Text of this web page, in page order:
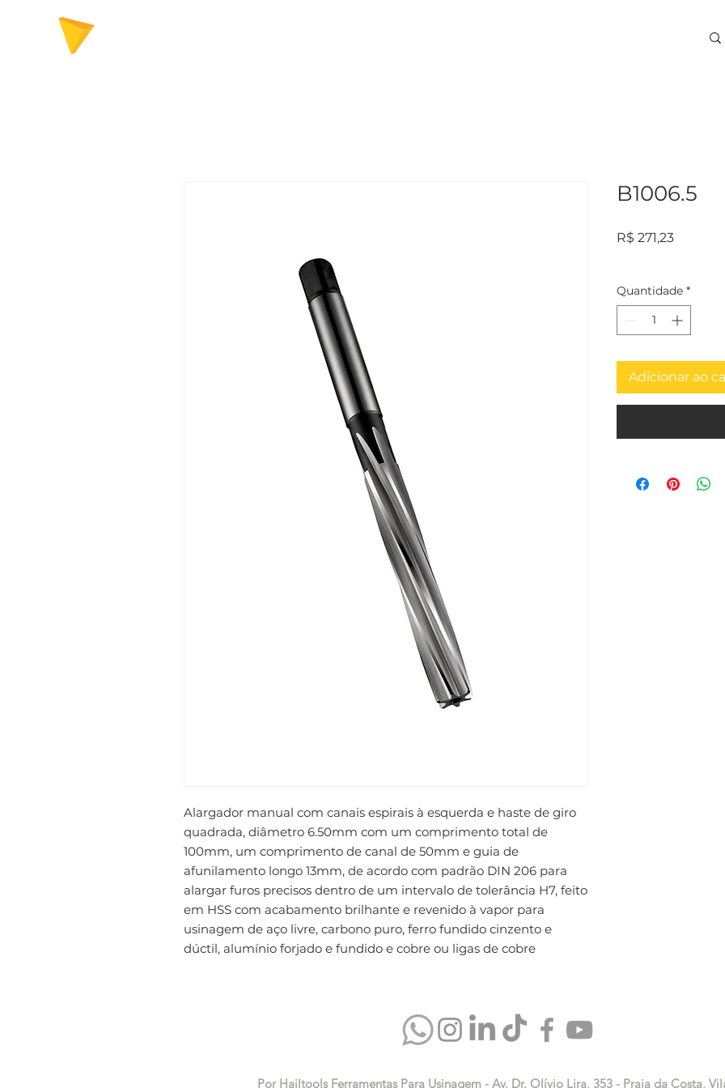
Alargador manual com canais espirais à esquerda e haste de giro
quadrada, diâmetro 6.50mm com um comprimento total de
100mm, um comprimento de canal de 50mm e guia de
afunilamento longo 13mm, de acordo com padrão DIN 206 para
alargar furos precisos dentro de um intervalo de tolerância H7, feito
em HSS com acabamento brilhante e revenido à vapor para
usinagem de aço livre, carbono puro, ferro fundido cinzento e
dúctil, alumínio forjado e fundido e cobre ou ligas de cobre
B1006.5
R$ 271,23Preço
Quantidade *
Adicionar ao
Por Hailtools Ferramentas Para Usinagem - Av. Dr. Olívio Lira, 353 - Praia da Costa,